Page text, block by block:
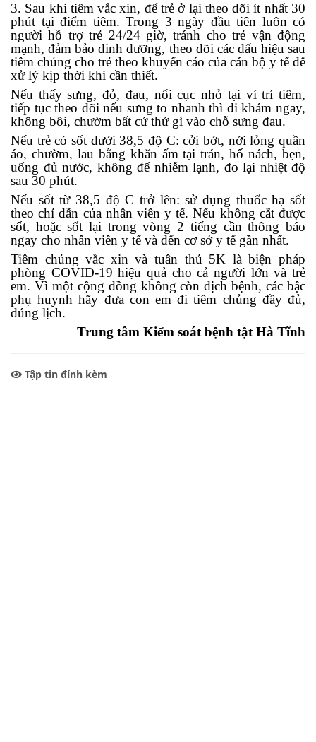
3. Sau khi tiêm vắc xin, để trẻ ở lại theo dõi ít nhất 30
phút tại điểm tiêm. Trong 3 ngày đầu tiên luôn có
người hỗ trợ trẻ 24/24 giờ, tránh cho trẻ vận động
mạnh, đảm bảo dinh dưỡng, theo dõi các dấu hiệu sau
tiêm chủng cho trẻ theo khuyến cáo của cán bộ y tế để
xử lý kịp thời khi cần thiết.
Nếu thấy sưng, đỏ, đau, nổi cục nhỏ tại ví trí tiêm,
tiếp tục theo dõi nếu sưng to nhanh thì đi khám ngay,
không bôi, chườm bất cứ thứ gì vào chỗ sưng đau.
Nếu trẻ có sốt dưới 38,5 độ C: cởi bớt, nới lỏng quần
áo, chườm, lau bằng khăn ấm tại trán, hố nách, bẹn,
uống đủ nước, không để nhiễm lạnh, đo lại nhiệt độ
sau 30 phút.
Nếu sốt từ 38,5 độ C trở lên: sử dụng thuốc hạ sốt
theo chỉ dẫn của nhân viên y tế. Nếu không cắt được
sốt, hoặc sốt lại trong vòng 2 tiếng cần thông báo
ngay cho nhân viên y tế và đến cơ sở y tế gần nhất.
Tiêm chủng vắc xin và tuân thủ 5K là biện pháp
phòng COVID-19 hiệu quả cho cả người lớn và trẻ
em. Vì một cộng đồng không còn dịch bệnh, các bậc
phụ huynh hãy đưa con em đi tiêm chủng đầy đủ,
đúng lịch.
Trung tâm Kiểm soát bệnh tật Hà Tĩnh
Tập tin đính kèm